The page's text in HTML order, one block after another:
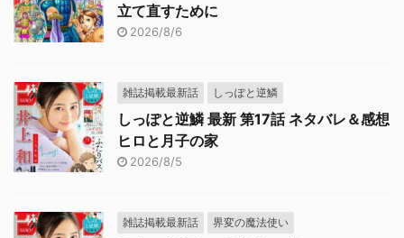
立て直すために
2026/8/6
雑誌掲載最新話 しっぽと逆鱗
しっぽと逆鱗 最新 第17話 ネタバレ＆感想
ヒロと月子の家
2026/8/5
雑誌掲載最新話 界変の魔法使い